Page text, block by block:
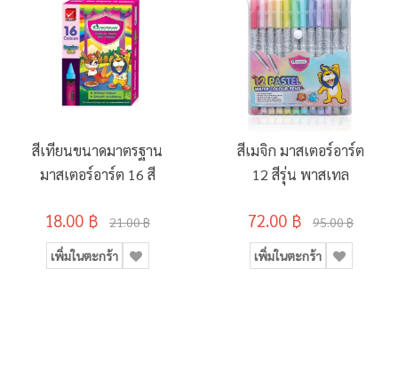
สีเทียนขนาดมาตรฐาน
มาสเตอร์อาร์ต 16 สี
18.00 ฿ 21.00 ฿
เพิ่มในตะกร้า
สีเมจิก มาสเตอร์อาร์ต
12 สีรุ่น พาสเทล
72.00 ฿ 95.00 ฿
เพิ่มในตะกร้า